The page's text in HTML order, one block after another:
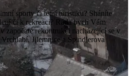
sporty či letní turistiku? Sháníte
či k rekreaci? Ráda bych Vám
započaté rekontrukci nacházející se v
Jilemnice a Špindlerova